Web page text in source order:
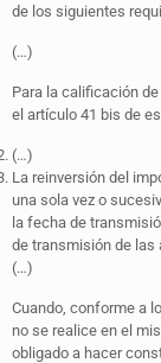
de los siguientes
(…)
Para la calificación
el artículo 41 bis de
(…)
La reinversión del
una sola vez o
la fecha de
de transmisión de las
(…)
Cuando, conforme a
no se realice en el
obligado a hacer